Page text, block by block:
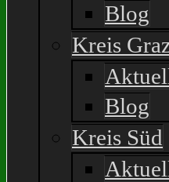
Blog
Kreis
Blog
Kreis Süd